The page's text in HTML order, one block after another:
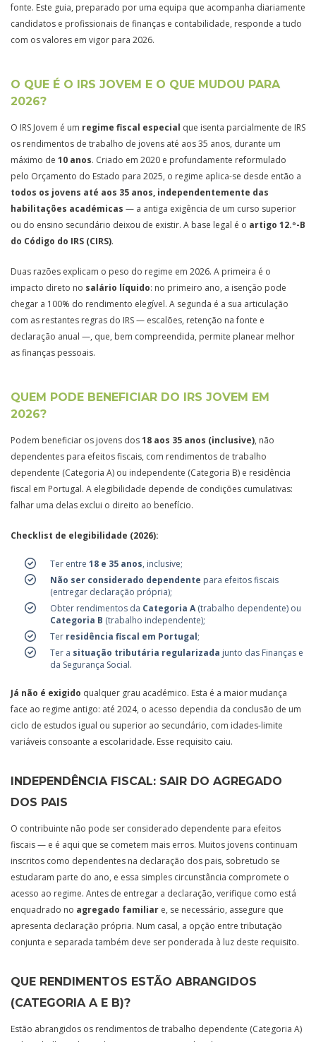
fonte. Este guia, preparado por uma equipa que acompanha diariamente
candidatos e profissionais de finanças e contabilidade, responde a tudo
com os valores em vigor para 2026.
O QUE É O IRS JOVEM E O QUE MUDOU PARA
2026?
O IRS Jovem é um regime fiscal especial que isenta parcialmente de IRS
os rendimentos de trabalho de jovens até aos 35 anos, durante um
máximo de 10 anos. Criado em 2020 e profundamente reformulado
pelo Orçamento do Estado para 2025, o regime aplica-se desde então a
todos os jovens até aos 35 anos, independentemente das
habilitações académicas — a antiga exigência de um curso superior
ou do ensino secundário deixou de existir. A base legal é o artigo 12.º-B
do Código do IRS (CIRS).
Duas razões explicam o peso do regime em 2026. A primeira é o
impacto direto no salário líquido: no primeiro ano, a isenção pode
chegar a 100% do rendimento elegível. A segunda é a sua articulação
com as restantes regras do IRS — escalões, retenção na fonte e
declaração anual —, que, bem compreendida, permite planear melhor
as finanças pessoais.
QUEM PODE BENEFICIAR DO IRS JOVEM EM
2026?
Podem beneficiar os jovens dos18 aos 35 anos (inclusive), não
dependentes para efeitos fiscais, com rendimentos de trabalho
dependente (Categoria A) ou independente (Categoria B) e residência
fiscal em Portugal. A elegibilidade depende de condições cumulativas:
falhar uma delas exclui o direito ao benefício.
Checklist de elegibilidade (2026):
Ter entre 18 e 35 anos, inclusive;
Não ser considerado dependente para efeitos fiscais
(entregar declaração própria);
Obter rendimentos da Categoria A (trabalho dependente) ou
Categoria B (trabalho independente);
Ter residência fiscal em Portugal;
Ter a situação tributária regularizada junto das Finanças e
da Segurança Social.
Já não é exigido qualquer grau académico. Esta é a maior mudança
face ao regime antigo: até 2024, o acesso dependia da conclusão de um
ciclo de estudos igual ou superior ao secundário, com idades-limite
variáveis consoante a escolaridade. Esse requisito caiu.
INDEPENDÊNCIA FISCAL: SAIR DO AGREGADO
DOS PAIS
O contribuinte não pode ser considerado dependente para efeitos
fiscais — e é aqui que se cometem mais erros. Muitos jovens continuam
inscritos como dependentes na declaração dos pais, sobretudo se
estudaram parte do ano, e essa simples circunstância compromete o
acesso ao regime. Antes de entregar a declaração, verifique como está
enquadrado no agregado familiar e, se necessário, assegure que
apresenta declaração própria. Num casal, a opção entre tributação
conjunta e separada também deve ser ponderada à luz deste requisito.
QUE RENDIMENTOS ESTÃO ABRANGIDOS
(CATEGORIA A E B)?
Estão abrangidos os rendimentos de trabalho dependente (Categoria A)